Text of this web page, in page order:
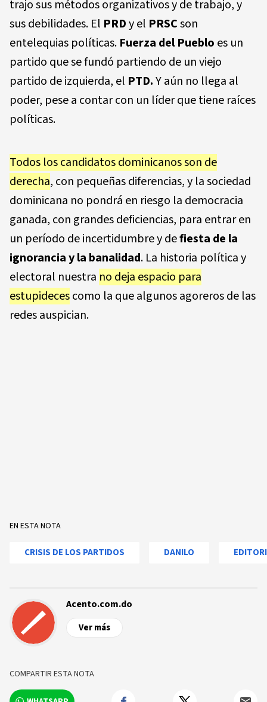
trajo sus métodos organizativos y de trabajo, y
sus debilidades. El PRDy el PRSCson
entelequias políticas. Fuerza del Pueblo es un
partido que se fundó partiendo de un viejo
partido de izquierda, el PTD.Y aún no llega al
poder, pese a contar con un líder que tiene raíces
políticas.
Todos los candidatos dominicanos son de
derecha, con pequeñas diferencias, y la sociedad
dominicana no pondrá en riesgo la democracia
ganada, con grandes deficiencias, para entrar en
un período de incertidumbre y defiesta de la
ignorancia y la banalidad. La historia política y
electoral nuestra no deja espacio para
estupidecescomo la que algunos agoreros de las
redes auspician.
EN ESTA NOTA
CRISIS DE LOS PARTIDOS DANILO
Acento.com.do
Ver más
COMPARTIR ESTA NOTA